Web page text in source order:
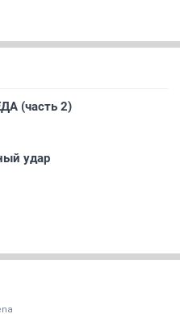
(часть 2)
удар